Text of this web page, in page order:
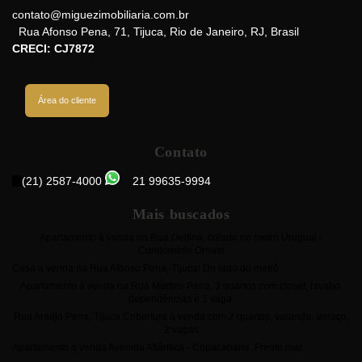
contato@miguezimobiliaria.com.br
Rua Afonso Pena 71 Tijuca Rio de Janeiro RJ
Brasil
CRECI: CJ7872
Área do cliente
Contato
(21) 2587-4000 21 99635-9994
Mais buscados